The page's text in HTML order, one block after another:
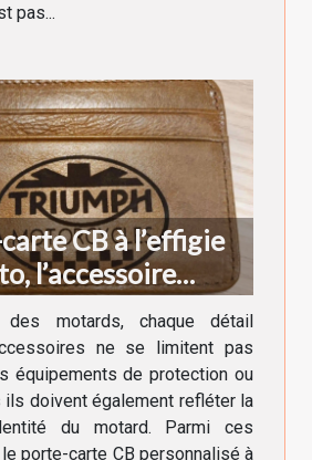
pas...
CB à l’effigie
l’accessoire
du motard
des motards, chaque détail
ne se limitent pas
équipements de protection ou
ils doivent également refléter la
du motard. Parmi ces
porte-carte CB personnalisé à